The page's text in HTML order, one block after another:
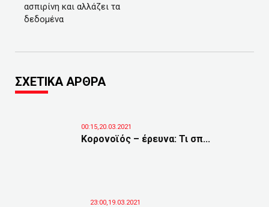
ασπιρίνη και αλλάζει τα
δεδομένα
ΣΧΕΤΙΚΑ ΑΡΘΡΑ
00:15,20.03.2021
Κορονοϊός – έρευνα: Τι σπ...
23:00,19.03.2021